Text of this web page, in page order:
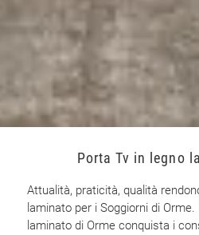
Porta Tv in legno
Attualità, praticità, qualità
laminato per i Soggiorni di
laminato di Orme conquista i